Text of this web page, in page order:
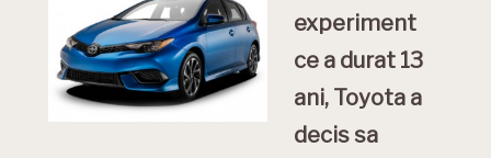
experiment
ce a durat 13
ani, Toyota a
decis sa